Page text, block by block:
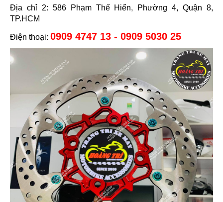
Địa chỉ 2: 586 Phạm Thế Hiển, Phường 4, Quận 8,
TP.HCM
Điện thoại: 0909 4747 13 - 0909 5030 25